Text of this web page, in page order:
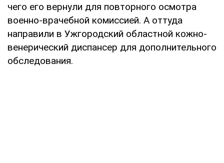
чего его вернули для повторного осмотра
военно-врачебной комиссией. А оттуда
направили в Ужгородский областной кожно-
венерический диспансер для дополнительного
обследования.